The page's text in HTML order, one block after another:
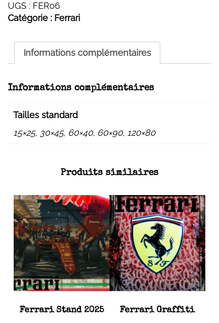
Ferrari
308
UGS : FER06
Catégorie : Ferrari
Informations complémentaires
Informations complémentaires
Tailles standard
15×25, 30×45, 60×40, 60×90, 120×80
Produits similaires
Ferrari Stand 2025
Ferrari Graffiti